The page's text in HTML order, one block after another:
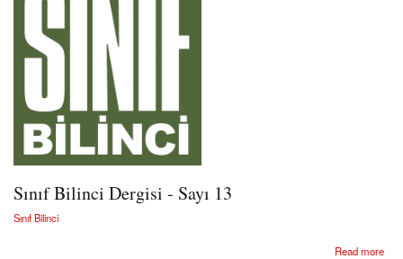
Sınıf Bilinci Dergisi - Sayı 13
Sınıf Bilinci
Read more